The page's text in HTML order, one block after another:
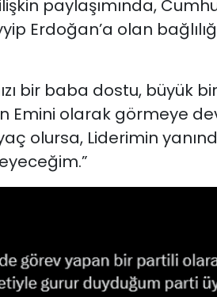
paylaşımında,
Erdoğan’a olan
bir baba dostu, büyük
Emini olarak görmeye
olursa, Liderimin